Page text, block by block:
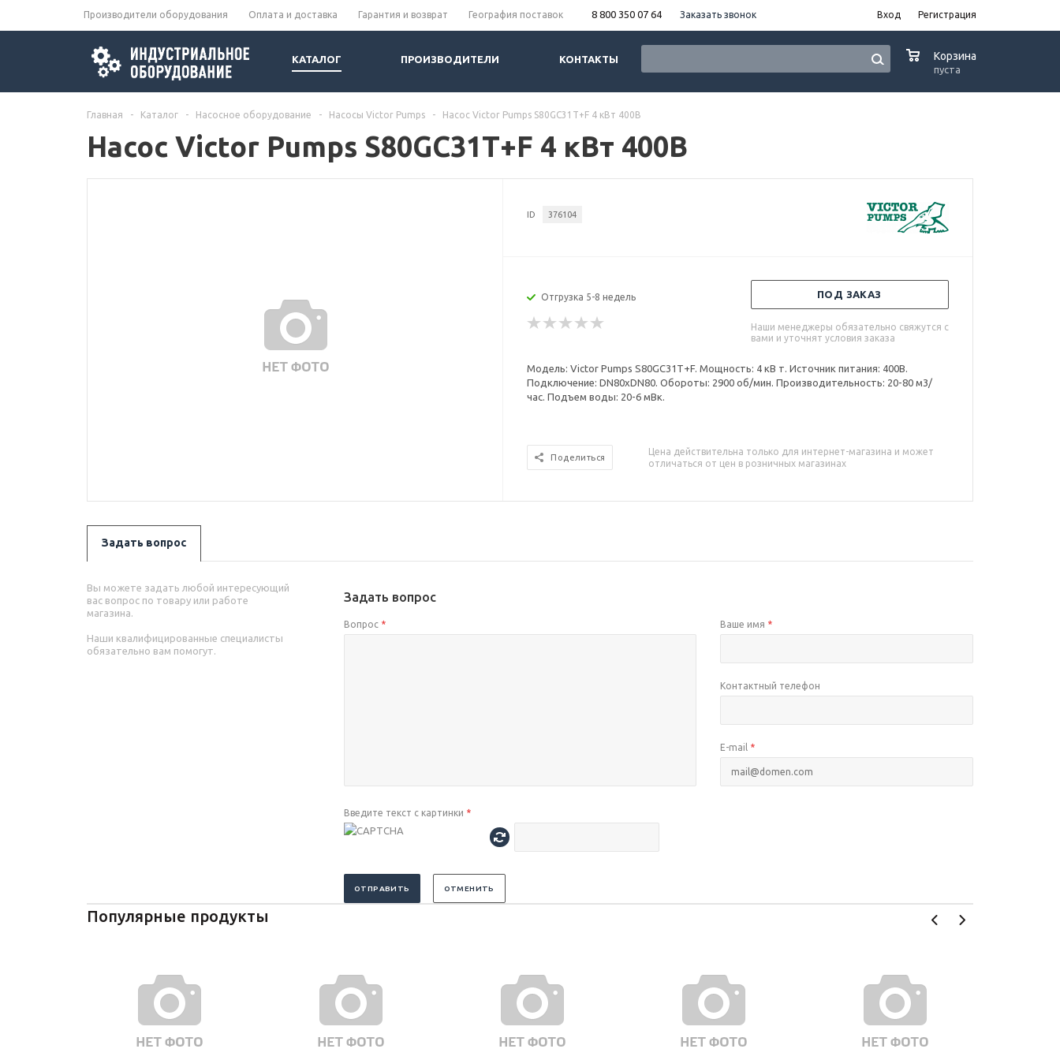
Производители оборудования Оплата и доставка Гарантия и возврат География поставок 8 800 350 07 64 Заказать звонок Вход Регистрация
КАТАЛОГ ПРОИЗВОДИТЕЛИ КОНТАКТЫ Корзина
пуста
Главная - Каталог - Насосное оборудование - Насосы Victor Pumps - Насос Victor Pumps S80GC31T+F 4 кВт 400В
Насос Victor Pumps S80GC31T+F 4 кВт 400В
ID 376104
Отгрузка 5-8 недель ПОД ЗАКАЗ
Наши менеджеры обязательно свяжутся с
вами и уточнят условия заказа
Модель: Victor Pumps S80GC31T+F. Мощность: 4 кВ т. Источник питания: 400В.
Подключение: DN80xDN80. Обороты: 2900 об/мин. Производительность: 20-80 м3/
час. Подъем воды: 20-6 мВк.
Поделиться
Цена действительна только для интернет-магазина и может
отличаться от цен в розничных магазинах
Задать вопрос
Вы можете задать любой интересующий
вас вопрос по товару или работе
магазина.
Наши квалифицированные специалисты
обязательно вам помогут.
Задать вопрос
Вопрос * Ваше имя *
Контактный телефон
E-mail *
Введите текст с картинки *
ОТПРАВИТЬ ОТМЕНИТЬ
Популярные продукты